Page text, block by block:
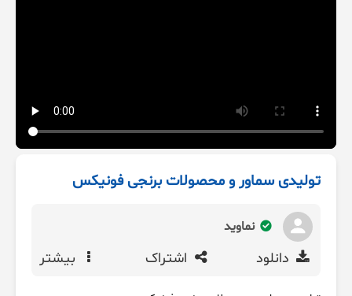
تولیدی سماور و محصولات برنجی فونیکس
نماوید
دانلود اشتراک بیشتر